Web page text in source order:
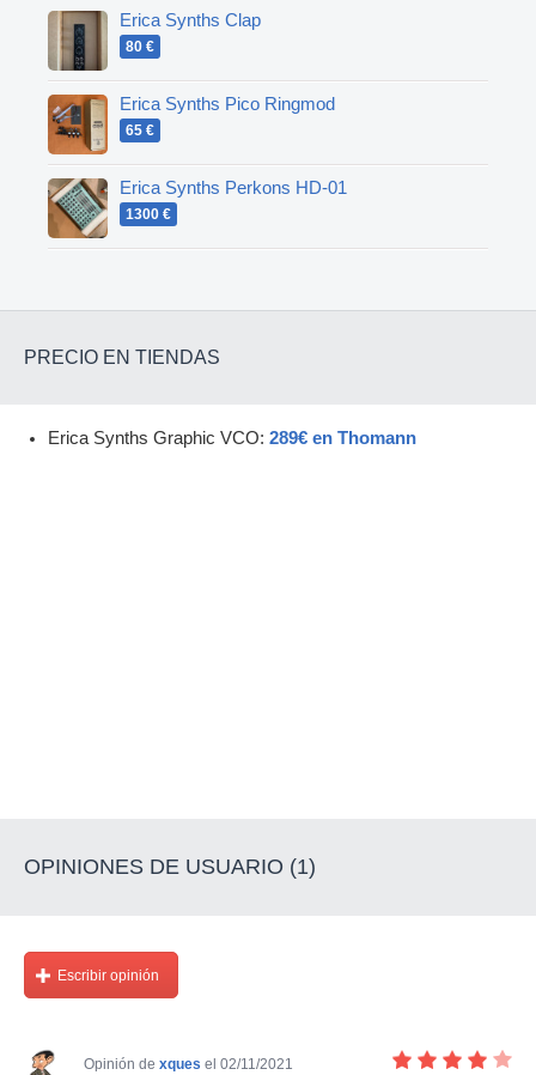
Erica Synths Clap
80 €
Erica Synths Pico Ringmod
65 €
Erica Synths Perkons HD-01
1300 €
PRECIO EN TIENDAS
Erica Synths Graphic VCO: 289€ en Thomann
OPINIONES DE USUARIO (1)
Escribir opinión
Opinión de xques el 02/11/2021